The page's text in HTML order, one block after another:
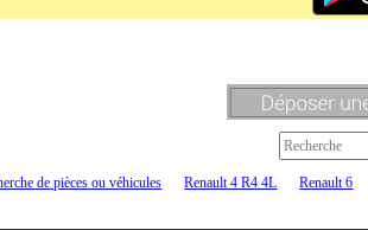
de pièces ou véhicules Renault 4 R4 4L Renault 6